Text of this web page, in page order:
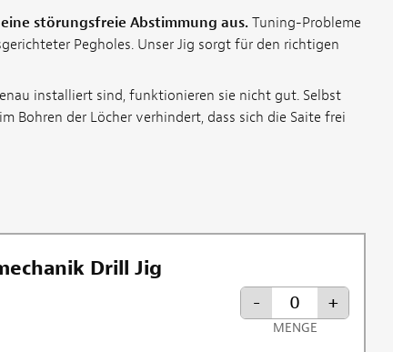
störungsfreie Abstimmung aus.Tuning-Probleme
Pegholes. Unser Jig sorgt für den richtigen
installiert sind, funktionieren sie nicht gut. Selbst
Bohren der Löcher verhindert, dass sich die Saite frei
Drill Jig
- +
MENGE